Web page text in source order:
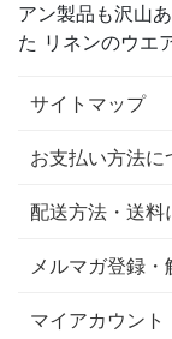
アン製品も沢山
た リネンのウエ
サイトマップ
お支払い方法に
配送方法・送料
メルマガ登録・
マイアカウント